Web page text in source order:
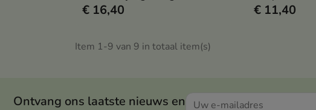
peptiden en macadamianoten
verheldert donkere kringen en
hydrateert de delicate huid
€ 16,40
verzacht de
€ 11,40
Item 1-9 van 9 in totaal item(s)
Ontvang ons laatste nieuws en